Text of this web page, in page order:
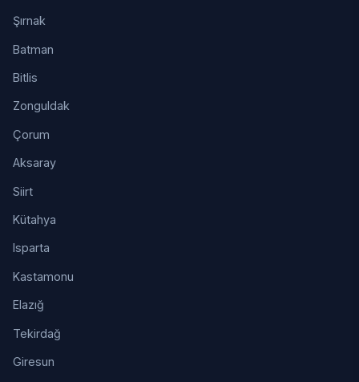
Şırnak
Batman
Bitlis
Zonguldak
Çorum
Aksaray
Siirt
Kütahya
Isparta
Kastamonu
Elazığ
Tekirdağ
Giresun